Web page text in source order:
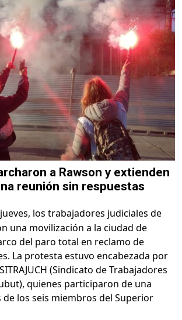
a Rawson y extienden
reunión sin respuestas
los trabajadores judiciales de
una movilización a la ciudad de
del paro total en reclamo de
La protesta estuvo encabezada por
(Sindicato de Trabajadores
quienes participaron de una
los seis miembros del Superior